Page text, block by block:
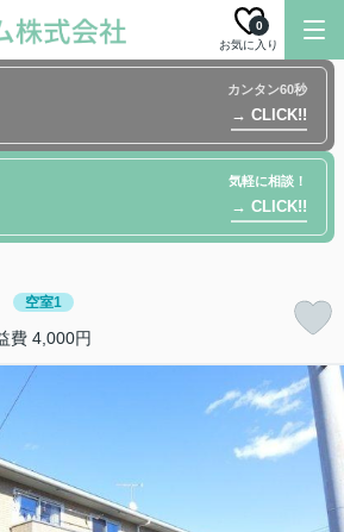
お気に入り
0
カンタン60秒
→ CLICK!!
気軽に相談！
→ CLICK!!
空室1
費 4,000円